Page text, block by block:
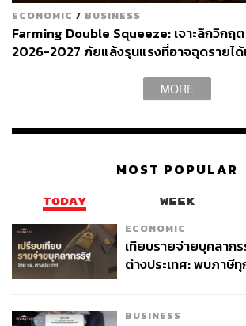
ABOUT THE
SCB WEALTH
ศูนย์ข้อมูลที่ให้คำแนะนำ
ด้านการลงทุนที่ครอบค
ทางการเงินทั้งในและต่า
หลักทรัพย์ ไทยพาณิชย์ จ
res.scbsonline.com
ECONOMIC / BUSINESS
Farming Double Squeeze: เจาะลึกวิกฤ
2026-2027 ภัยแล้งรุนแรงที่อาจฉุดรายได้
MORE
MOST POPULAR
TODAY WEEK
ECONOMIC
เทียบรายจ่ายบุคลาก
ต่างประเทศ: พบภาษี
BUSINESS